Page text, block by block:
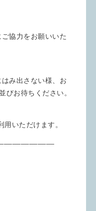
協力をお願いいた
み出さない様、お
びお待ちください。
いただけます。